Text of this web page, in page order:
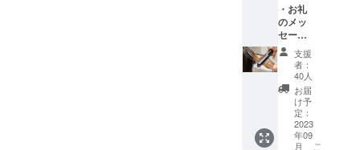
・お礼
のメッ
セージ
・超音
波サロ
ント
リート
メント
orスパ
トリー
トメン
支援
者：
40人
お届
け予
定：
2023
年09
月
こ